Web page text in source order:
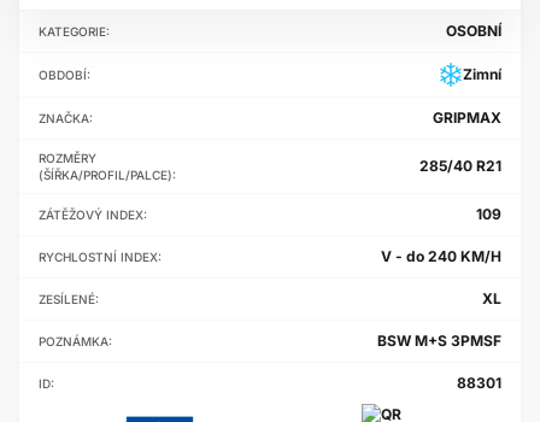
KATEGORIE: OSOBNÍ
OBDOBÍ: Zimní
ZNAČKA: GRIPMAX
ROZMĚRY
(ŠÍŘKA/PROFIL/PALCE):
285/40 R21
ZÁTĚŽOVÝ INDEX: 109
RYCHLOSTNÍ INDEX: V - do 240 KM/H
ZESÍLENÉ: XL
POZNÁMKA: BSW M+S 3PMSF
ID: 88301